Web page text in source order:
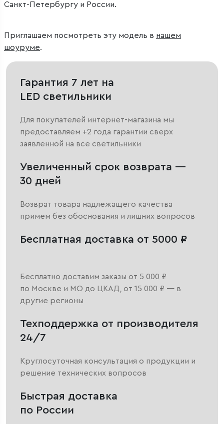
Санкт-Петербургу и России.
Приглашаем посмотреть эту модель в нашем
шоуруме.
Гарантия 7 лет на
LED светильники
Для покупателей интернет-магазина мы
предоставляем +2 года гарантии сверх
заявленной на все светильники
Увеличенный срок возврата —
30 дней
Возврат товара надлежащего качества
примем без обоснования и лишних вопросов
Бесплатная доставка от 5000 ₽
Бесплатно доставим заказы от 5 000 ₽
по Москве и МО до ЦКАД, от 15 000 ₽ — в
другие регионы
Техподдержка от производителя
24/7
Круглосуточная консультация о продукции и
решение технических вопросов
Быстрая доставка
по России